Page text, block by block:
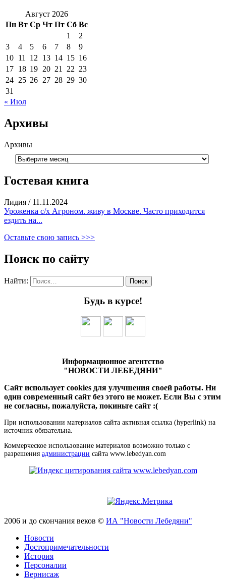
Август 2026
Пн Вт Ср Чт Пт Сб Вс
1
2
3
4 5 6 7 8
9
10 11 12 13 14 15 16
17 18 19 20 21 22 23
24 25 26 27 28 29 30
31
« Июл
Архивы
Архивы
Гостевая книга
Лидия / 11.11.2024
Уроженка с/х Агроном. живу в Москве. Часто приходится
ездить на...
Оставьте свою запись >>>
Поиск по сайту
Найти:
Будь в курсе!
Информационное агентство
"НОВОСТИ ЛЕБЕДЯНИ"
Сайт использует cookies для улучшения своей работы. Ни
один современный сайт без этого не может. Если Вы с этим
не согласны, пожалуйста, покиньте сайт :(
При использовании материалов сайта активная ссылка (hyperlink) на
источник обязательна.
Коммерческое использование материалов возможно только с
разрешения администрации сайта www.lebedyan.com
2006 и до скончания веков © ИА "Новости Лебедяни"
Новости
Достопримечательности
История
Персоналии
Вернисаж